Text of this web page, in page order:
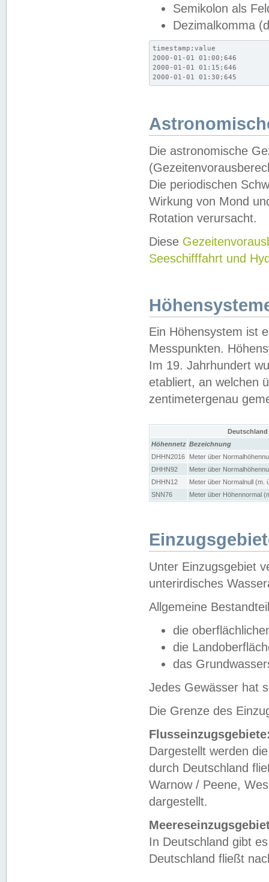
Semikolon als
Dezimalkomma
timestamp;value
2000-01-01 01:00;646
2000-01-01 01:15;646
2000-01-01 01:30;645
Die astronomische
Die periodischen
Wirkung von Mond
Rotation verursacht.
Diese
Seeschifffahrt und
Ein Höhensystem ist
Messpunkten.
Im 19. Jahrhundert
etabliert, an welchen
zentimetergenau
Höhennetz Bezeichnung
DHHN2016
Meter über
DHHN92
Meter über
DHHN12
Meter über Normalnull (m.
SNN76
Meter über Höhennormal
Unter Einzugsgebiet
unterirdisches
Allgemeine
die
die
das
Jedes Gewässer hat
Die Grenze des
Dargestellt werden
durch Deutschland
Warnow / Peene,
dargestellt.
In Deutschland gibt
Deutschland fließt